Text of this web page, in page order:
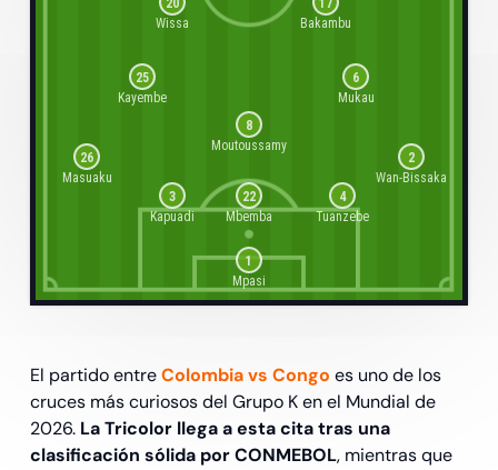
1
Mpasi
3
Kapuadi
22
Mbemba
4
Tuanzebe
26
Masuaku
2
Wan-Bissaka
8
Moutoussamy
25
Kayembe
6
Mukau
Wissa
Bakambu
El partido entreColombia vs Congo es uno de los
cruces más curiosos del Grupo K en el Mundial de
2026. La Tricolor llega a esta cita tras una
clasificación sólida por CONMEBOL, mientras que